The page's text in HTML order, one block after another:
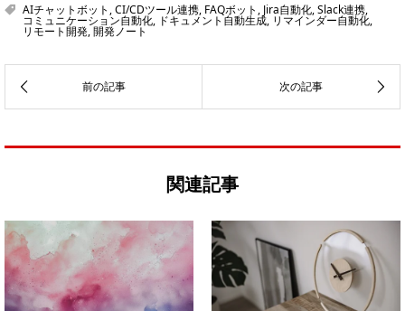
AIチャットボット ,CI/CDツール連携, FAQボット , Jira自動化,Slack連携,
コミュニケーション自動化, ドキュメント自動生成, リマインダー自動化,
リモート開発,開発ノート
関連記事